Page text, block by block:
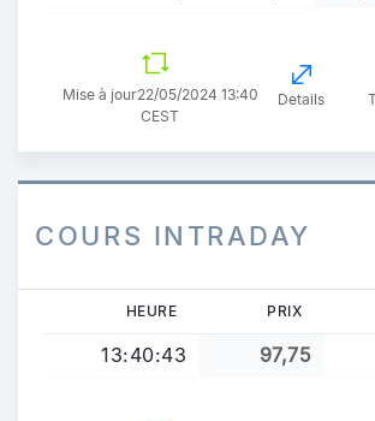
Mise à jour22/05/2024 13:40
CEST
Details
COURS INTRADAY
HEURE PRIX
13:40:43 97,75